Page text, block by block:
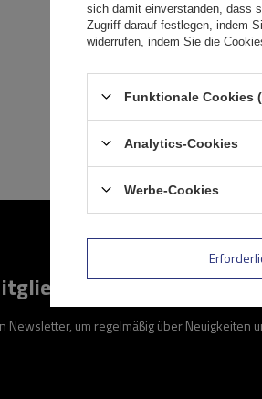
Newsletter, um regelmäßig über Neuigkeiten
sich damit einverstanden, dass
Zugriff darauf festlegen, indem
widerrufen, indem Sie die
Funktionale Cookies
Analytics-Cookies
Werbe-Cookies